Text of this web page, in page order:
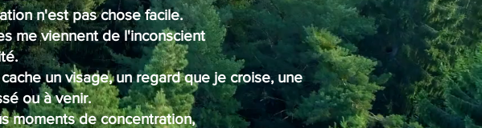
n'est pas chose facile.
me viennent de l'inconscient
un visage,un regard que je croise, une
ou à venir.
moments de concentration,